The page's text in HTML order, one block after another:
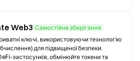
Web3 Самостійне зберігання
ключі, використовуючи технологію
для підвищеної безпеки.
застосунків, обмінюйте токени та